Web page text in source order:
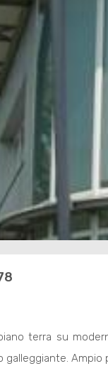
terra su
galleggiante.